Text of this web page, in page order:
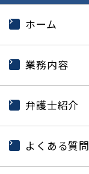
ホーム
業務内容
弁護士紹介
よくある質問